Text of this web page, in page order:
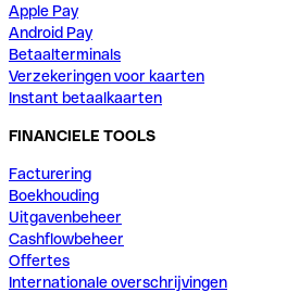
Apple Pay
Android Pay
Betaalterminals
Verzekeringen voor kaarten
Instant betaalkaarten
FINANCIELE TOOLS
Facturering
Boekhouding
Uitgavenbeheer
Cashflowbeheer
Offertes
Internationale overschrijvingen